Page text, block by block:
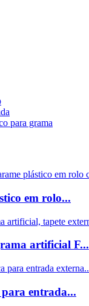
para grama
em rolo...
artificial F...
para entrada...